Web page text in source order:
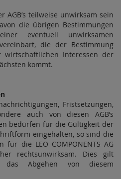
AGB’s teilweise unwirksam sein
die übrigen Bestimmungen
eventuell unwirksamen
die der Bestimmung
wirtschaftlichen Interessen der
kommt.
Fristsetzungen,
auch von diesen AGB’s
bedürfen für die Gültigkeit der
eingehalten, so sind die
für die LEO COMPONENTS AG
rechtsunwirksam. Dies gilt
das Abgehen von diesem